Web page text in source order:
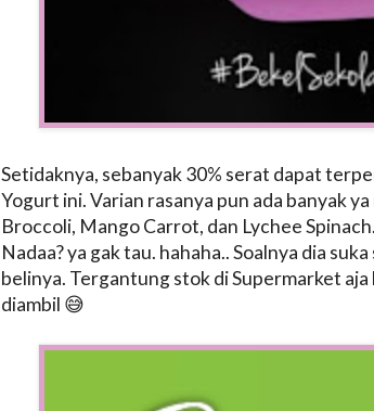
Setidaknya, sebanyak 30% serat dapat
Yogurt ini. Varian rasanya pun ada banyak
Broccoli, Mango Carrot, dan Lychee
Nadaa? ya gak tau. hahaha.. Soalnya dia
belinya. Tergantung stok di Supermarket aja
diambil 😅